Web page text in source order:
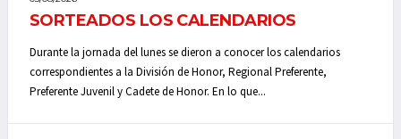
SORTEADOS LOS CALENDARIOS
Durante la jornada del lunes se dieron a conocer los calendarios
correspondientes a la División de Honor, Regional Preferente,
Preferente Juvenil y Cadete de Honor. En lo que...